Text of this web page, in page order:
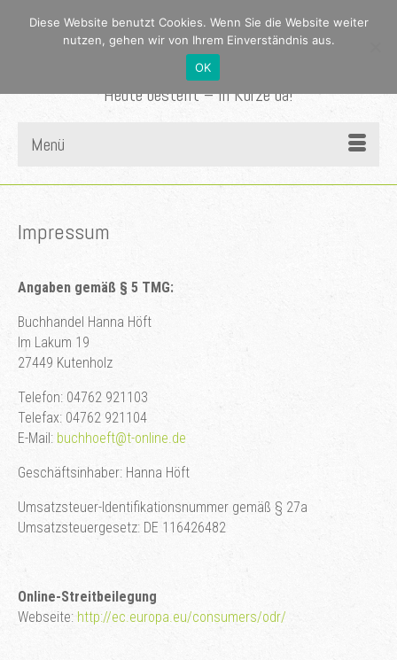
Heute bestellt – in Kürze da!
Menü
Impressum
Angaben gemäß § 5 TMG:
Buchhandel Hanna Höft
Im Lakum 19
27449 Kutenholz
Telefon: 04762 921103
Telefax: 04762 921104
E-Mail: buchhoeft@t-online.de
Geschäftsinhaber: Hanna Höft
Umsatzsteuer-Identifikationsnummer gemäß § 27a
Umsatzsteuergesetz: DE 116426482
Online-Streitbeilegung
Webseite: http://ec.europa.eu/consumers/odr/
Diese Website benutzt Cookies. Wenn Sie die Website weiter
nutzen, gehen wir von Ihrem Einverständnis aus.
OK